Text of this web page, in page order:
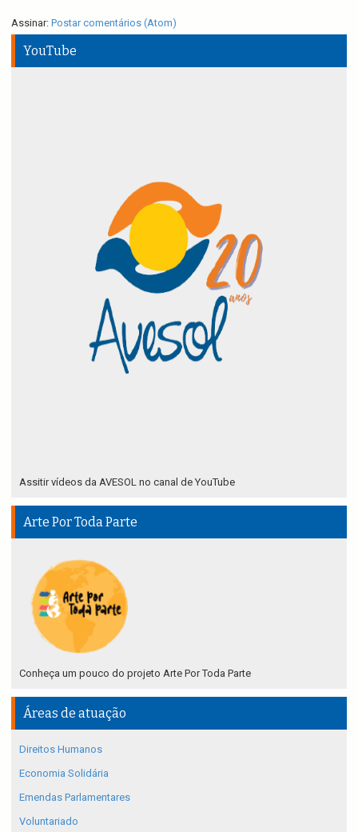
Assinar: Postar comentários (Atom)
YouTube
Assitir vídeos da AVESOL no canal de YouTube
Arte Por Toda Parte
Conheça um pouco do projeto Arte Por Toda Parte
Áreas de atuação
Direitos Humanos
Economia Solidária
Emendas Parlamentares
Voluntariado